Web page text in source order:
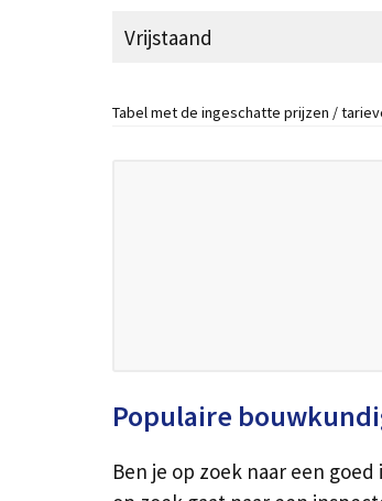
Vrijstaand
Tabel met de ingeschatte prijzen /
Populaire
Ben je op zoek naar een